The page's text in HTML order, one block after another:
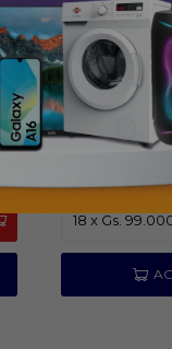
Anafe Midea